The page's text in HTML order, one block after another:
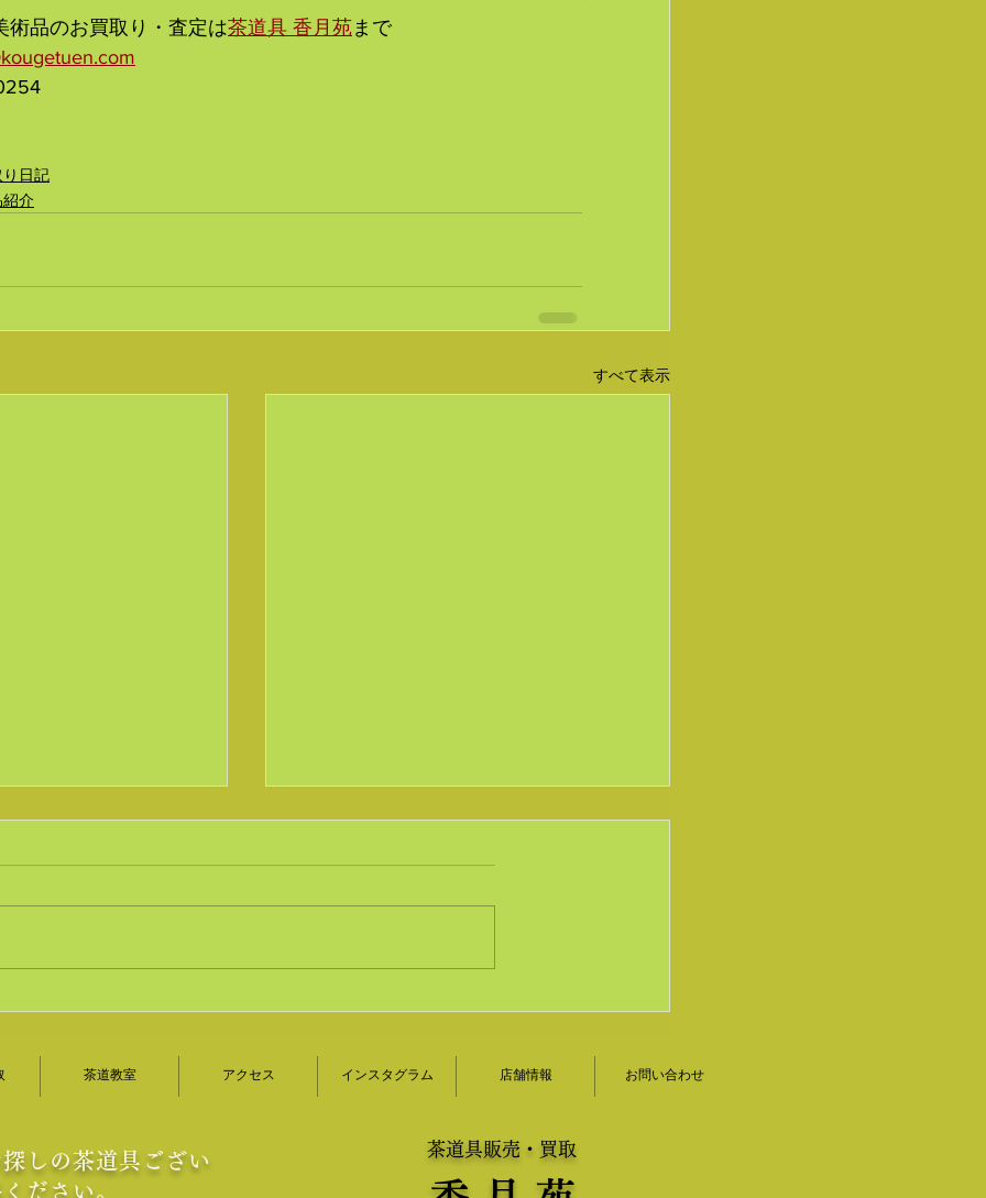
術品のお買取り・査定は茶道具 香月苑まで
日記
介
すべて表示
仙盞瓶をお買取い
買取｜美術品査定
京焼の急須や煎茶道具をお買い取りし
ました｜茶道具買取｜山形茶道具｜香
月苑
茶道教室 アクセス インスタグラム 店舗情報 お問い合わせ
しの茶道具ござい
ださい。
茶道具販売・買取